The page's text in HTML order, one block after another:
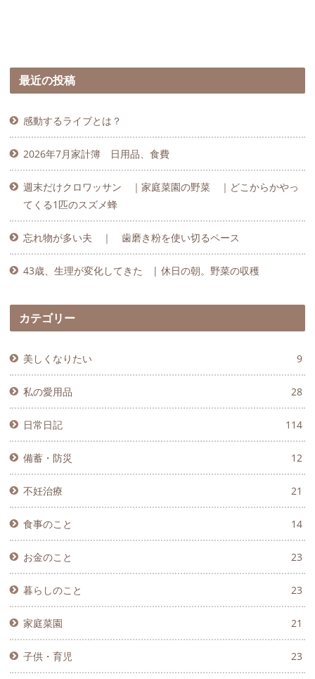
最近の投稿
感動するライブとは？
2026年7月家計簿 日用品、食費
週末だけクロワッサン ｜家庭菜園の野菜 ｜どこからかやっ
てくる1匹のスズメ蜂
忘れ物が多い夫 ｜ 歯磨き粉を使い切るペース
43歳、生理が変化してきた | 休日の朝。野菜の収穫
カテゴリー
美しくなりたい 9
私の愛用品 28
日常日記 114
備蓄・防災 12
不妊治療 21
食事のこと 14
お金のこと 23
暮らしのこと 23
家庭菜園 21
子供・育児 23